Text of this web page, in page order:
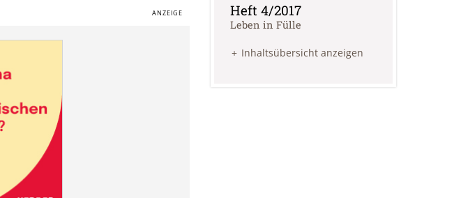
Heft 4/2017
:
Leben in Fülle
Inhaltsübersicht anzeigen